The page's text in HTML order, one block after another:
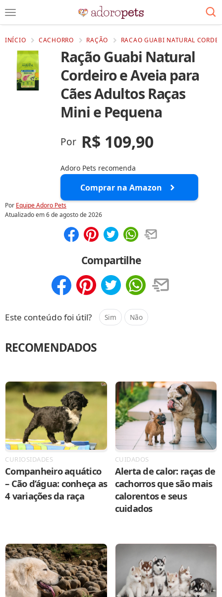
INÍCIO CACHORRO RAÇÃO RACAO GUABI NATURAL
Ração Guabi Natural
Cordeiro e Aveia para
Cães Adultos Raças
Mini e Pequena
Por R$ 109,90
Adoro Pets recomenda
Comprar na Amazon
Por Equipe Adoro Pets
Atualizado em6 de agosto de 2026
Compartilhe
Este conteúdo foi útil? Sim Não
RECOMENDADOS
CURIOSIDADES
Companheiro aquático
– Cão d’água: conheça as
4 variações da raça
CUIDADOS
Alerta de calor: raças de
cachorros que são mais
calorentos e seus
cuidados